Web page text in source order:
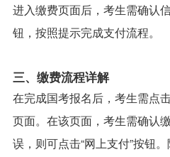
进入缴费页面后，考生需确认
钮，按照提示完成支付流程。
三、缴费流程详解
在完成国考报名后，考生需点
页面。在该页面，考生需确认
误，则可点击“网上支付”按钮